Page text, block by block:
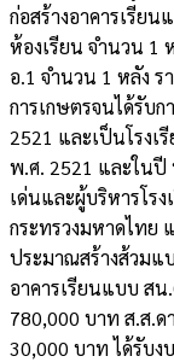
ก่อสร้างอาคารเรีย
ห้องเรียน จำนวน 1
อ.1 จำนวน 1 หลัง
การเกษตรจนได้รับก
2521 และเป็นโรงเ
พ.ศ. 2521 และในปี
เด่นและผู้บริหารโรง
กระทรวงมหาดไทย
ประมาณสร้างส้วมแ
อาคารเรียนแบบ สน
780,000 บาท ส.ส.ด
30,000 บาท ได้รับ